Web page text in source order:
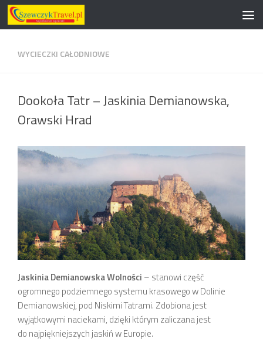
Przeskocz do treści
WYCIECZKI CAŁODNIOWE
Dookoła Tatr – Jaskinia Demianowska,
Orawski Hrad
Jaskinia Demianowska Wolności – stanowi część
ogromnego podziemnego systemu krasowego w Dolinie
Demianowskiej, pod Niskimi Tatrami. Zdobiona jest
wyjątkowymi naciekami, dzięki którym zaliczana jest
do najpiękniejszych jaskiń w Europie.